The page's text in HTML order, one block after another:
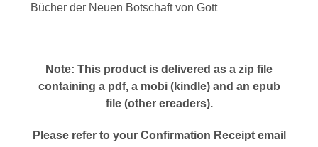
Bücher der Neuen Botschaft von Gott
Note: This product is delivered as a zip file
containing a pdf, a mobi (kindle) and an epub
file (other ereaders).
Please refer to your Confirmation Receipt email